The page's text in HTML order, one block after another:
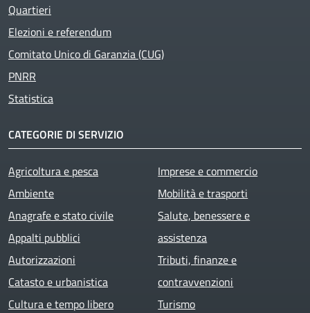
Quartieri
Elezioni e referendum
Comitato Unico di Garanzia (CUG)
PNRR
Statistica
CATEGORIE DI SERVIZIO
Agricoltura e pesca
Ambiente
Anagrafe e stato civile
Appalti pubblici
Autorizzazioni
Catasto e urbanistica
Cultura e tempo libero
Imprese e commercio
Mobilità e trasporti
Salute, benessere e
assistenza
Tributi, finanze e
contravvenzioni
Turismo